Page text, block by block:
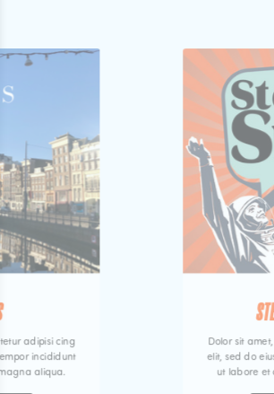
adipisi cing
incididunt
aliqua.
Dolor sit
elit, sed do
ut labore et